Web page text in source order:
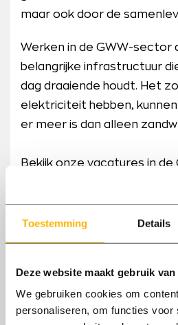
Toestemming Details
Deze website maakt gebruik
We gebruiken cookies om
personaliseren, om functies voor
maar ook door de
Werken in de GWW-sector
belangrijke infrastructuur
dag draaiende houdt. Het
elektriciteit hebben,
er meer is dan alleen
Bekijk onze vacatures in
(vacatures GWW)
mooie en uitdagende
zijn.